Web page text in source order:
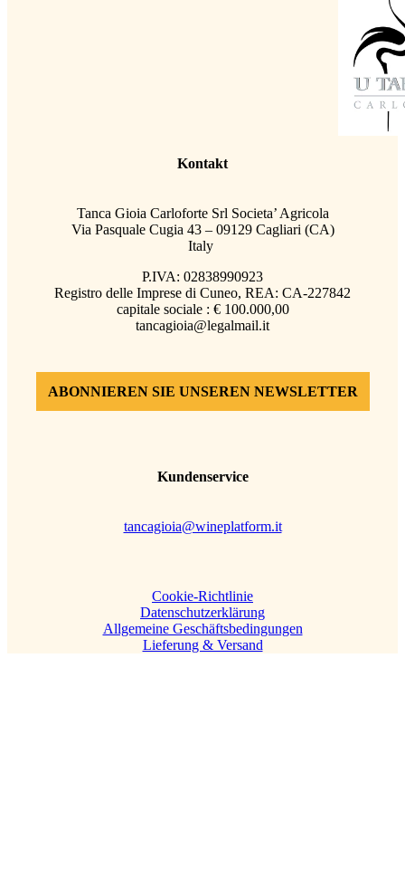
Kontakt
Tanca Gioia Carloforte Srl Societa’ Agricola
Via Pasquale Cugia 43 – 09129 Cagliari (CA)
Italy
P.IVA: 02838990923
Registro delle Imprese di Cuneo, REA: CA-227842
capitale sociale : € 100.000,00
tancagioia@legalmail.it
ABONNIEREN SIE UNSEREN NEWSLETTER
Kundenservice
tancagioia@wineplatform.it
Cookie-Richtlinie
Datenschutzerklärung
Allgemeine Geschäftsbedingungen
Lieferung & Versand